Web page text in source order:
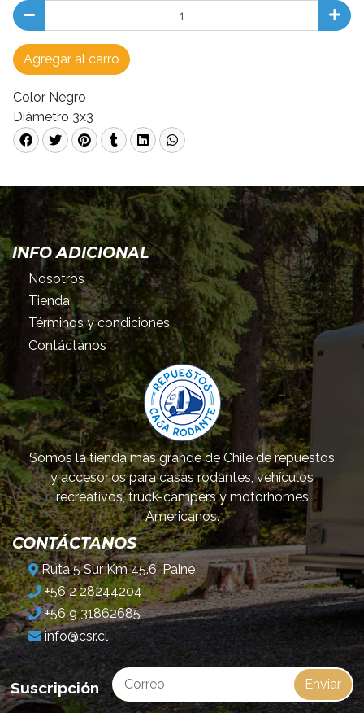
Agregar al carro
Color Negro
Diámetro 3x3
INFO ADICIONAL
Nosotros
Tienda
Términos y condiciones
Contáctanos
Somos la tienda más grande de Chile de repuestos
y accesorios para casas rodantes, vehículos
recreativos, truck-campers y motorhomes
Americanos.
CONTÁCTANOS
Ruta 5 Sur Km 45.6, Paine
+56 2 28244204
+56 9 31862685
info@csr.cl
Suscripción Enviar